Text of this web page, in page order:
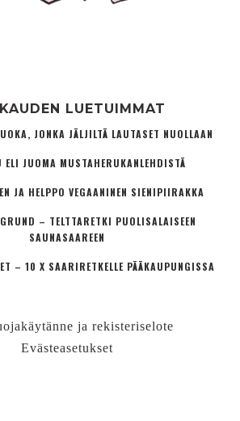
LUETUIMMAT
JONKA JÄLJILTÄ LAUTASET NUOLLAAN
ELI JUOMA MUSTAHERUKANLEHDISTÄ
JA HELPPO VEGAANINEN SIENIPIIRAKKA
– TELTTARETKI PUOLISALAISEEN
SAUNASAAREEN
– 10 X SAARIRETKELLE PÄÄKAUPUNGISSA
ja rekisteriselote
Evästeasetukset